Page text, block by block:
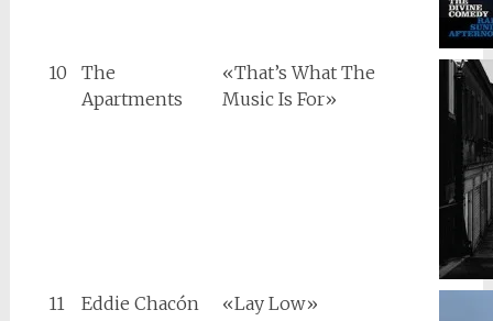
10
The
Apartments
«That’s What The
Music Is For»
11 Eddie Chacón «Lay Low»